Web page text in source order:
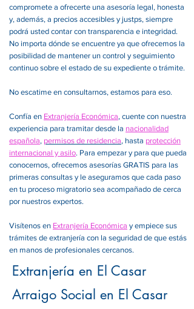
compromete a ofrecerte una asesoría legal, honesta
y, además, a precios accesibles y justps, siempre
podrá usted contar con transparencia e integridad.
No importa dónde se encuentre ya que ofrecemos la
posibilidad de mantener un control y seguimiento
continuo sobre el estado de su expediente o trámite.
No escatime en consultarnos, estamos para eso.
Confía en Extranjería Económica, cuente con nuestra
experiencia para tramitar desde la nacionalidad
española, permisos de residencia, hasta protección
internacional y asilo. Para empezar y para que pueda
conocernos, ofrecemos asesorías GRATIS para las
primeras consultas y le aseguramos que cada paso
en tu proceso migratorio sea acompañado de cerca
por nuestros expertos.
Visítenos en Extranjería Económica y empiece sus
trámites de extranjería con la seguridad de que estás
en manos de profesionales cercanos.
Extranjería en El Casar
Arraigo Social en El Casar